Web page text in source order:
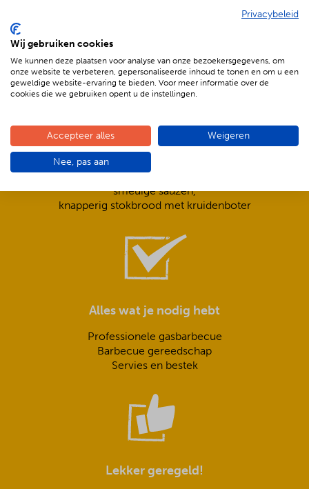
De voordelen van BBQenzo.nl
Compleet is ook écht compleet!
Frisse salades,
smeuïge sauzen,
knapperig stokbrood met kruidenboter
Alles wat je nodig hebt
Professionele gasbarbecue
Barbecue gereedschap
Servies en bestek
Lekker geregeld!
Privacybeleid
Wij gebruiken cookies
We kunnen deze plaatsen voor analyse van onze bezoekersgegevens, om
onze website te verbeteren, gepersonaliseerde inhoud te tonen en om u een
geweldige website-ervaring te bieden. Voor meer informatie over de
cookies die we gebruiken opent u de instellingen.
Accepteer alles Weigeren
Nee, pas aan